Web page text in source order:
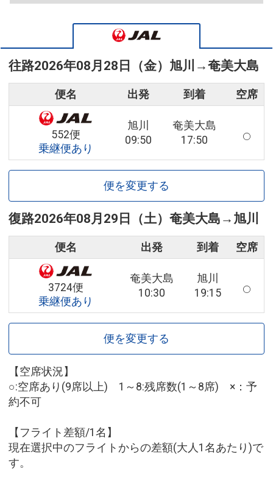
往路2026年08月28日（金） 旭川 →奄美大島
便名 出発 到着 空席
552便
乗継便あり
旭川
09:50
奄美大島
17:50
便を変更する
復路2026年08月29日（土） 奄美大島 → 旭川
便名 出発 到着 空席
3724便
乗継便あり
奄美大島
10:30
旭川
19:15
便を変更する
【空席状況】
○:空席あり(9席以上) 1～8:残席数(1～8席) ×：予
約不可
【フライト差額/1名】
現在選択中のフライトからの差額(大人1名あたり)で
す。